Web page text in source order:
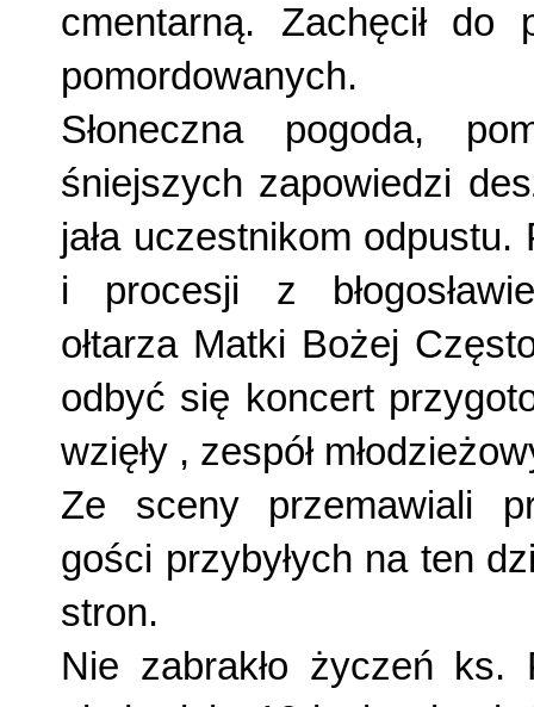
cmentarną. Zachęcił do
pomordowanych.
Słoneczna pogoda,
śniejszych zapowiedzi
jała uczestnikom odpustu.
i procesji z
ołtarza Matki Bożej
odbyć się koncert
wzięły , zespół
Ze sceny przemawiali
gości przybyłych na ten
stron.
Nie zabrakło życzeń